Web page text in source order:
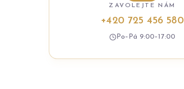
ZAVOLEJTE NÁM
+420 725 456 580
Po–Pá 9:00–17:00